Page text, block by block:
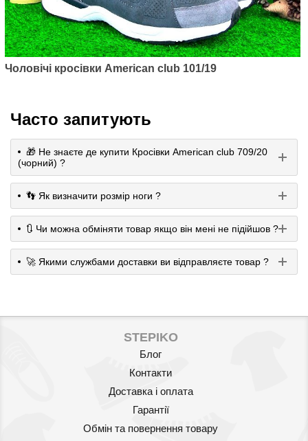
Чоловічі кросівки American club 101/19
Часто запитують
🎁 Не знаєте де купити Кросівки American club 709/20
(чорний) ?
👣 Як визначити розмір ноги ?
🔃 Чи можна обміняти товар якщо він мені не підійшов ?
🚀 Якими службами доставки ви відправляєте товар ?
STEPIKO
Блог
Контакти
Доставка і оплата
Гарантії
Обмін та повернення товару